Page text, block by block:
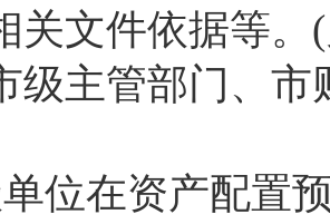
关文件依据等。
级主管部门、
位在资产配置